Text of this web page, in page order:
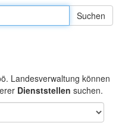
Landesverwaltung können
Dienststellen suchen.